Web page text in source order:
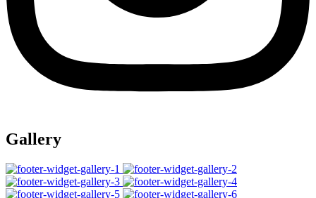
Gallery